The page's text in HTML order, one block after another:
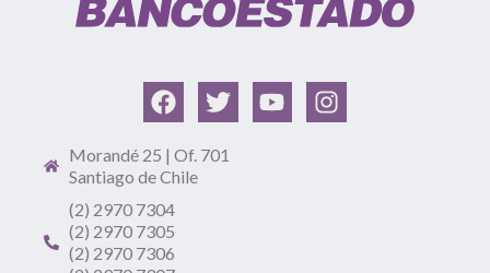
Morandé 25 | Of. 701
Santiago de Chile
(2) 2970 7304
(2) 2970 7305
(2) 2970 7306